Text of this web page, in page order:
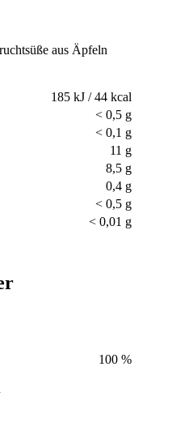
aus Äpfeln
185 kJ / 44 kcal
< 0,5 g
< 0,1 g
11 g
8,5 g
0,4 g
< 0,5 g
< 0,01 g
100 %